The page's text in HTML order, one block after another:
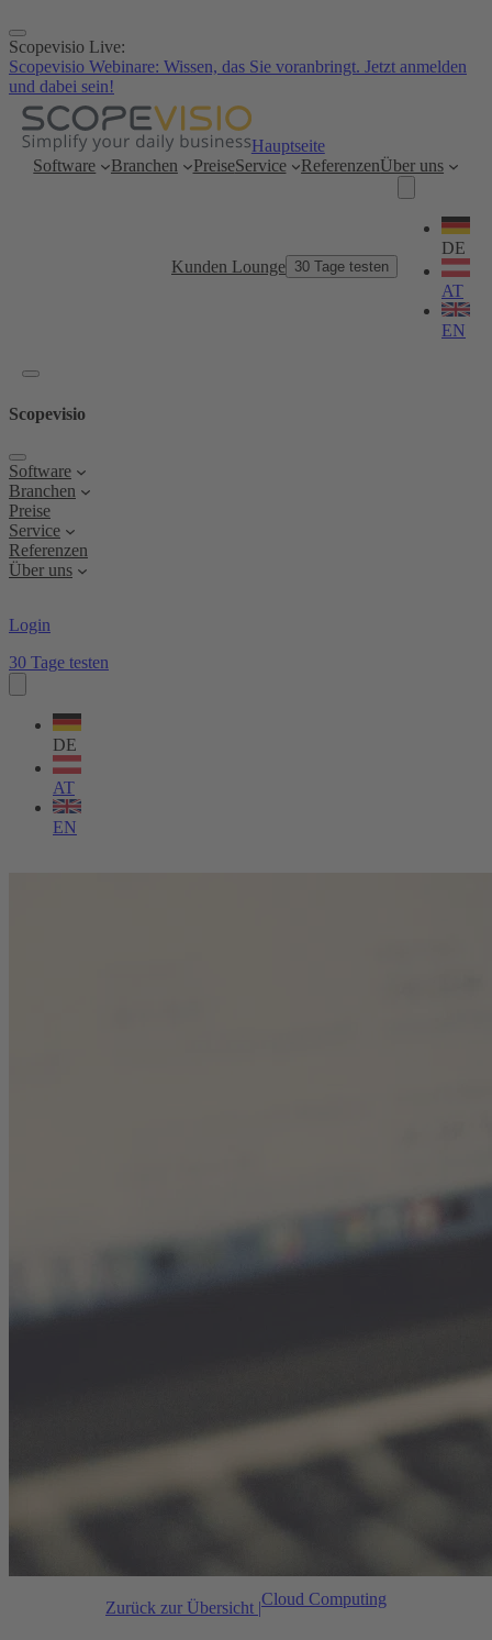
Zum
Inhalt
springen
Scopevisio Live:
Scopevisio Webinare: Wissen, das Sie voranbringt. Jetzt anmelden
und dabei sein!
Hauptseite
Software
Branchen PreiseService ReferenzenÜber uns
Kunden Lounge 30 Tage testen
Sprache
wählen
DE
AT
EN
Scopevisio
Software
Branchen
Preise
Service
Referenzen
Über uns
Login
30 Tage testen
Sprache
wählen
DE
AT
EN
Zurück zur Übersicht |Cloud Computing